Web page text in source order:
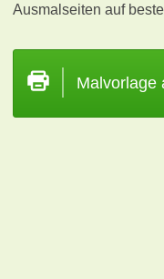
Ausmalseiten auf
Malvorlage